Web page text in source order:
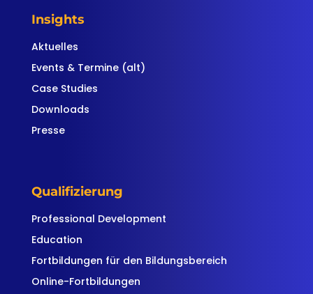
Insights
Aktuelles
Events & Termine (alt)
Case Studies
Downloads
Presse
Qualifizierung
Professional Development
Education
Fortbildungen für den Bildungsbereich
Online-Fortbildungen